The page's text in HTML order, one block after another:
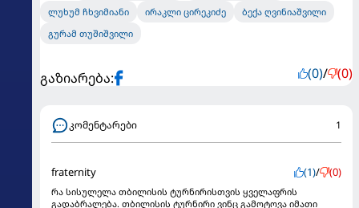
ლუხუმ ჩხვიმიანი
ირაკლი ცირეკიძე
ბექა ღვინიაშვილი
გურამ თუშიშვილი
გაზიარება: (0)/ (0)
კომენტარები 1
fraternity (1)/ (0)
რა სისულელა თბილისის ტურნირისთვის ყველაფრის
გადაბრალება. თბილისის ტურნირი ვინც გამოტოვა იმათი